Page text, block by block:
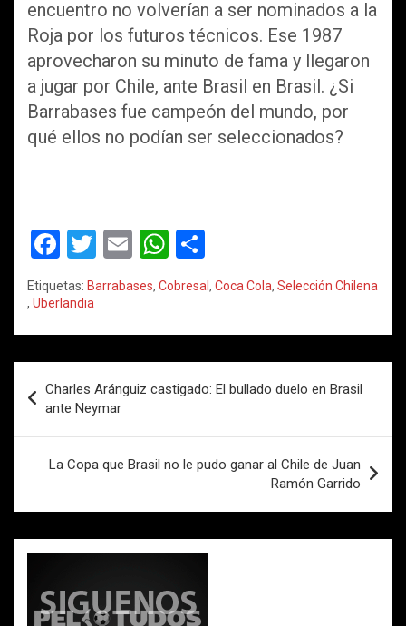
encuentro no volverían a ser nominados a la
Roja por los futuros técnicos. Ese 1987
aprovecharon su minuto de fama y llegaron
a jugar por Chile, ante Brasil en Brasil. ¿Si
Barrabases fue campeón del mundo, por
qué ellos no podían ser seleccionados?
F
a
ce
b
o
o
k
T
wi
tt
er
E
ail
W
h
at
s
A
p
o
m
p
ar
tir
Etiquetas: Barrabases, Cobresal , Coca Cola, Selección Chilena
, Uberlandia
de
entradas
Charles Aránguiz castigado: El bullado duelo en Brasil
ante Neymar
La Copa que Brasil no le pudo ganar al Chile de Juan
Ramón Garrido